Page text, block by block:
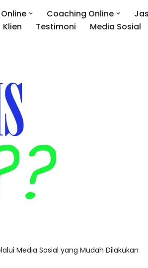
Coaching Online
Klien Testimoni Media Sosial
Media Sosial yang Mudah Dilakukan